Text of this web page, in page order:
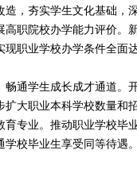
造，夯实学生文化基础，
高职院校办学能力评价。
现职业学校办学条件全面达
学生成长成才通道。
扩大职业本科学校数量和
育专业。推动职业学校毕
学校毕业生享受同等待遇